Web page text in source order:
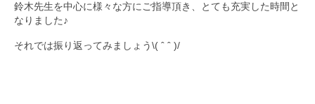
演奏会の歴史
出張演奏
鈴木先生を中心に様々な方にご指導頂き、とても充実した時間と
なりました♪
それでは振り返ってみましょう\( ˆ ˆ )/